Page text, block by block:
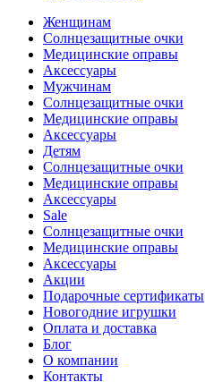
Женщинам
Солнцезащитные очки
Медицинские оправы
Аксессуары
Мужчинам
Солнцезащитные очки
Медицинские оправы
Аксессуары
Детям
Солнцезащитные очки
Медицинские оправы
Аксессуары
Sale
Солнцезащитные очки
Медицинские оправы
Аксессуары
Акции
Подарочные сертификаты
Новогодние игрушки
Оплата и доставка
Блог
О компании
Контакты